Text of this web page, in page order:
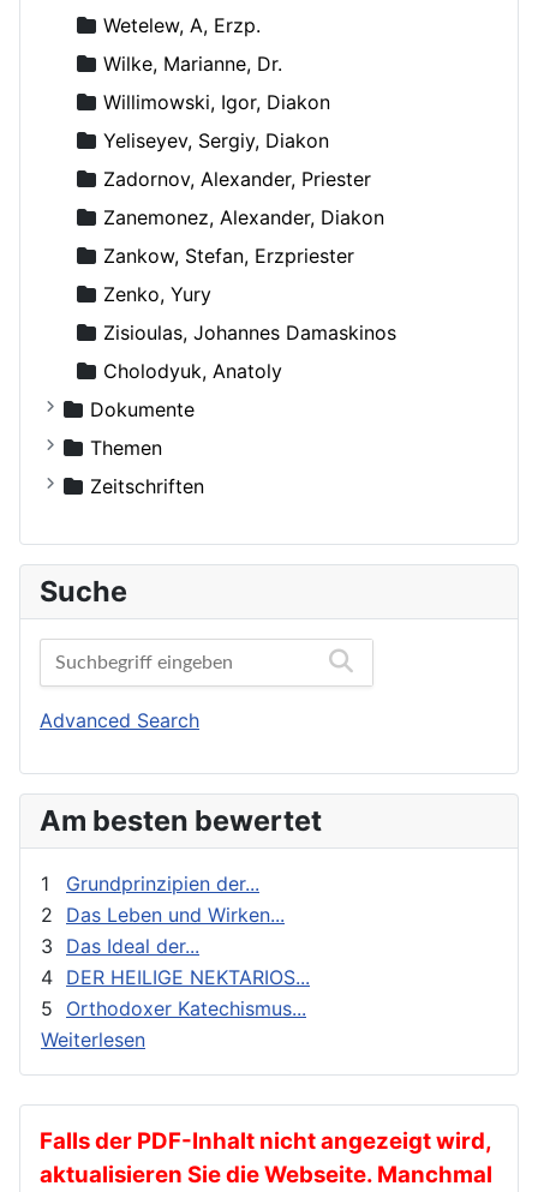
Wetelew, A, Erzp.
Wilke, Marianne, Dr.
Willimowski, Igor, Diakon
Yeliseyev, Sergiy, Diakon
Zadornov, Alexander, Priester
Zanemonez, Alexander, Diakon
Zankow, Stefan, Erzpriester
Zenko, Yury
Zisioulas, Johannes Damaskinos
Сholodyuk, Anatoly
Dokumente
Russische Orthodoxe Kirche
Russische Orthodoxe Kirche im Ausland
Themen
Agiographie (Viten)
Autokephale und autonome Kirchen
Beziehung und Ehe
Bibelwissenschaft
Biographien
Buchbesprechungen und Nachrichten
Exegese
Feste
Geistliches Leben
Geschichte
gnadenhafte Erscheinungen
Heilige
Ikonen
Kalender
Katechese
Zeitschriften
Der Frohbote
DOM
Orthodoxe Stimmen
Orthodoxes Franken
Orthodoxie Heute
Stimme der Orthodoxie
Suche
Advanced Search
Am besten bewertet
1
Grundprinzipien der...
2
Das Leben und Wirken...
3
Das Ideal der...
4 DER HEILIGE NEKTARIOS...
5
Orthodoxer Katechismus...
Weiterlesen
Falls der PDF-Inhalt nicht angezeigt wird,
aktualisieren Sie die Webseite. Manchmal